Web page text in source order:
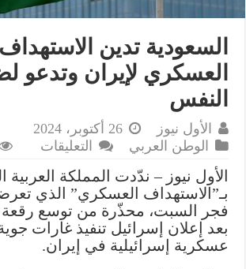
السعودية تدين الاستهداف
العسكري لإيران وتدعو
النفس
الأول نيوز
26 أكتوبر، 2024
الوطن العربي
التعليقات
تدين
لإيران
الأول نيوز – ندّدت المملكة العربية
بـ”الاستهداف العسكري” الذي
فجر السبت، محذّرة من توسع رقعة
بعد إعلان إسرائيل تنفيذ غارات
عسكرية إسرائيلية في إيران.